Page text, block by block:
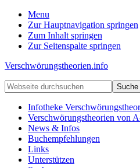
Menu
Zur Hauptnavigation springen
Zum Inhalt springen
Zur Seitenspalte springen
Verschwörungstheorien.info
Beiträge
zu
Merkmalen,
Funktionen
Risiken
konspirationistischen
Denkens
Webseite
durchsuchen
Infotheke
Verschwörungstheorien von
News & Infos
Buchempfehlungen
Links
Unterstützen